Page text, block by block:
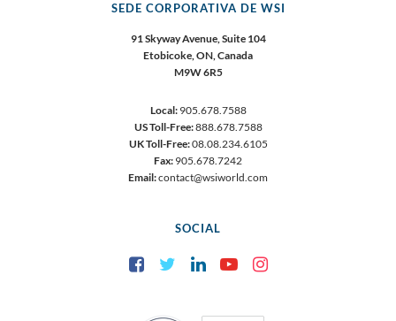
SEDE CORPORATIVA DE WSI
91 Skyway Avenue, Suite 104
Etobicoke, ON, Canada
M9W 6R5
Local:905.678.7588
US Toll-Free:888.678.7588
UK Toll-Free:08.08.234.6105
Fax: 905.678.7242
Email:contact@wsiworld.com
SOCIAL
FacebookTwitter LinkedInYouTube